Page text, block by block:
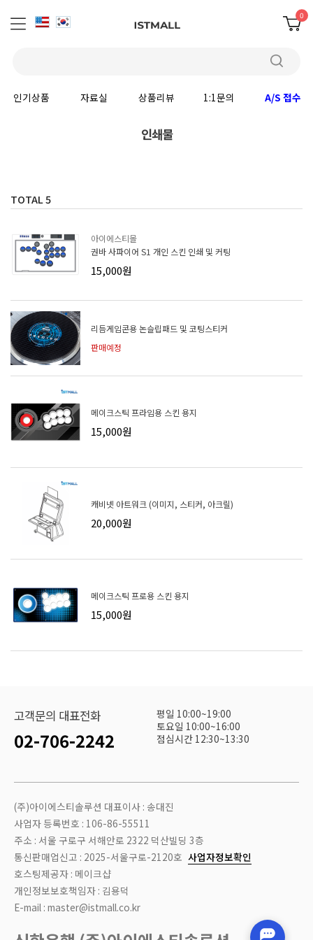
0
인기상품 자료실 상품리뷰 1:1문의 A/S 접수
인쇄물
TOTAL5
아이에스티몰
권바 사파이어 S1 개인 스킨 인쇄 및 커팅
15,000원
리듬게임콘용 논슬립패드 및 코팅스티커
판매예정
메이크스틱 프라임용 스킨 용지
15,000원
캐비넷 아트워크 (이미지, 스티커, 아크릴)
20,000원
메이크스틱 프로용 스킨 용지
15,000원
고객문의 대표전화
02-706-2242
평일 10:00~19:00
토요일 10:00~16:00
점심시간 12:30~13:30
(주)아이에스티솔루션 대표이사 : 송대진
사업자 등록번호 : 106-86-55511
주소 : 서울 구로구 서해안로 2322 덕산빌딩 3층
통신판매업신고 : 2025-서울구로-2120호 사업자정보확인
호스팅제공자 : 메이크샵
개인정보보호책임자 : 김용덕
E-mail : master@istmall.co.kr